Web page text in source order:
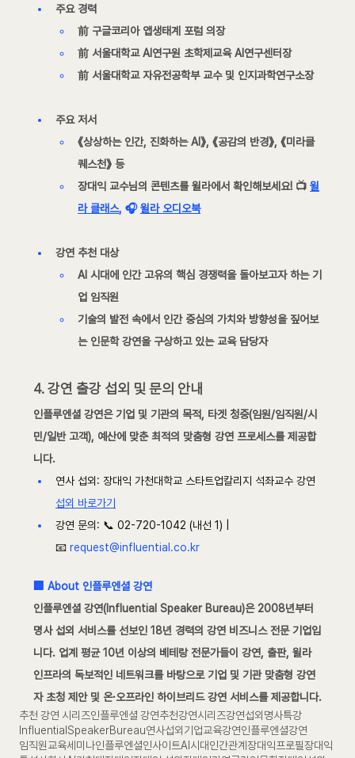
주요 경력
前 구글코리아 앱생태계 포럼 의장
前 서울대학교 AI연구원 초학제교육 AI연구센터장
前 서울대학교 자유전공학부 교수 및 인지과학연구소장
주요 저서
《상상하는 인간, 진화하는 AI》, 《공감의 반경》, 《미라클
퀘스천》 등
장대익 교수님의 콘텐츠를 윌라에서 확인해보세요! 📺 윌
라 클래스, 🎧 윌라 오디오북
강연 추천 대상
AI 시대에 인간 고유의 핵심 경쟁력을 돌아보고자 하는 기
업 임직원
기술의 발전 속에서 인간 중심의 가치와 방향성을 짚어보
는 인문학 강연을 구상하고 있는 교육 담당자
4. 강연 출강 섭외 및 문의 안내
인플루엔셜 강연은 기업 및 기관의 목적, 타겟 청중(임원/임직원/시
민/일반 고객), 예산에 맞춘 최적의 맞춤형 강연 프로세스를 제공합
니다.
연사 섭외: 장대익 가천대학교 스타트업칼리지 석좌교수 강연
섭외 바로가기
강연 문의: 📞 02-720-1042 (내선 1) |
📧 request@influential.co.kr
🏢 About 인플루엔셜 강연
인플루엔셜 강연(Influential Speaker Bureau)은 2008년부터
명사 섭외 서비스를 선보인 18년 경력의 강연 비즈니스 전문 기업입
니다. 업계 평균 10년 이상의 베테랑 전문가들이 강연, 출판, 윌라
인프라의 독보적인 네트워크를 바탕으로 기업 및 기관 맞춤형 강연
자 초청 제안 및 온·오프라인 하이브리드 강연 서비스를 제공합니다.
추천 강연 시리즈인플루엔셜 강연추천강연시리즈강연섭외 명사특강
InfluentialSpeakerBureau연사섭외 기업교육강연인플루엔셜강연
임직원교육세미나인플루엔셜인사이트AI시대인간관계 장대익프로필장대익